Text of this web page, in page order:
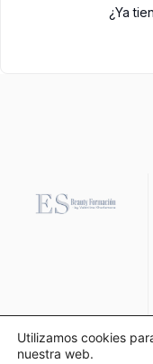
¿Ya
Utilizamos cookies
nuestra web.